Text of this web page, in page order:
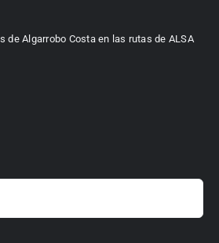
de Algarrobo Costa en las rutas de ALSA